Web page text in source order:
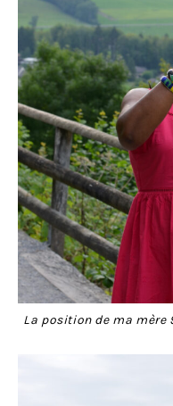
La position de ma mère